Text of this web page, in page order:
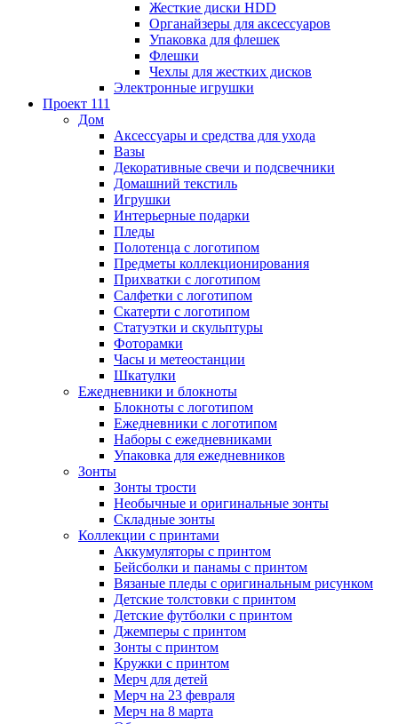
Жесткие диски HDD
Органайзеры для аксессуаров
Упаковка для флешек
Флешки
Чехлы для жестких дисков
Электронные игрушки
Проект 111
Дом
Аксессуары и средства для ухода
Вазы
Декоративные свечи и подсвечники
Домашний текстиль
Игрушки
Интерьерные подарки
Пледы
Полотенца с логотипом
Предметы коллекционирования
Прихватки с логотипом
Салфетки с логотипом
Скатерти с логотипом
Статуэтки и скульптуры
Фоторамки
Часы и метеостанции
Шкатулки
Ежедневники и блокноты
Блокноты с логотипом
Ежедневники с логотипом
Наборы с ежедневниками
Упаковка для ежедневников
Зонты
Зонты трости
Необычные и оригинальные зонты
Складные зонты
Коллекции с принтами
Аккумуляторы с принтом
Бейсболки и панамы с принтом
Вязаные пледы с оригинальным рисунком
Детские толстовки с принтом
Детские футболки с принтом
Джемперы с принтом
Зонты с принтом
Кружки с принтом
Мерч для детей
Мерч на 23 февраля
Мерч на 8 марта